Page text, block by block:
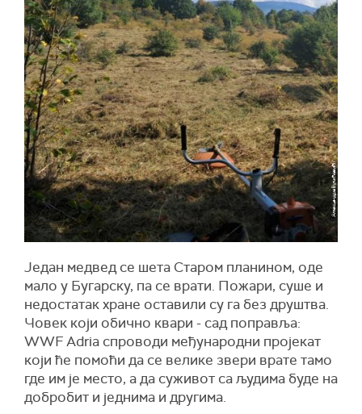
Један медвед се шета Старом планином, оде
мало у Бугарску, па се врати. Пожари, суше и
недостатак хране оставили су га без друштва.
Човек који обично квари - сад поправља:
WWF Adria спроводи међународни пројекат
који ће помоћи да се велике звери врате тамо
где им је место, а да суживот са људима буде на
добробит и једнима и другима.